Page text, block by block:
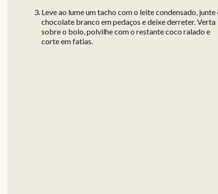
Leve ao lume um tacho com o leite condensado, junte
chocolate branco em pedaços e deixe derreter. Verta
sobre o bolo, polvilhe com o restante coco ralado e
corte em fatias.